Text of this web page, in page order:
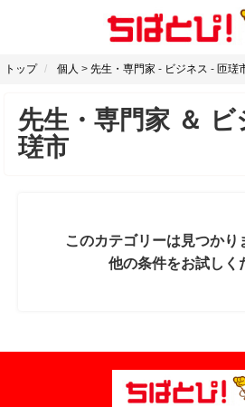
トップ 個人 > 先生・専門家 - ビジネス - 匝瑳
先生・専門家 ＆ ビ
瑳市
このカテゴリーは見つかり
他の条件をお試しく